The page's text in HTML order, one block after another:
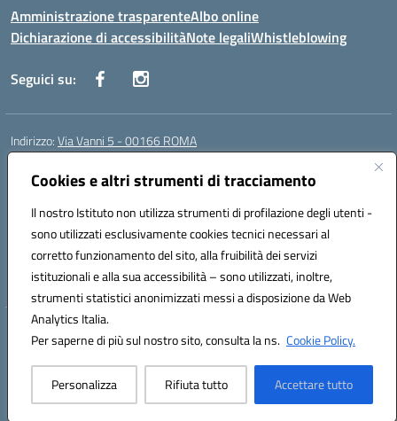
Cookies e altri strumenti di tracciamento
Il nostro Istituto non utilizza strumenti di profilazione degli utenti -
sono utilizzati esclusivamente cookies tecnici necessari al
corretto funzionamento del sito, alla fruibilità dei servizi
istituzionali e alla sua accessibilità – sono utilizzati, inoltre,
strumenti statistici anonimizzati messi a disposizione da Web
Analytics Italia.
Per saperne di più sul nostro sito, consulta la ns. Cookie Policy.
Personalizza Rifiuta tutto Accettare tutto
Amministrazione trasparenteAlbo online
Dichiarazione di accessibilitàNote legaliWhistleblowing
Seguici su:
Indirizzo:Via Vanni 5 - 00166 ROMA
Centralino:
Posta elettronica certificata (PEC):RMIC86500P@pec.istruzione.it
Codice fiscale: 97197050582
Codice meccanografico:RMIC86500P
Codice Indice delle Pubbliche Amministrazioni (IPA): istsc_RMIC86500P
Codice unico di fatturazione (CUF): UFSRRZ
Hosting & Powered by 3D Solution S.r.l.
Concept & Design by Designers Italia